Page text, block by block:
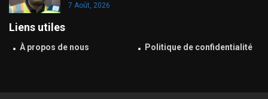
7 Août, 2026
Liens utiles
À propos de nous Politique de confidentialité